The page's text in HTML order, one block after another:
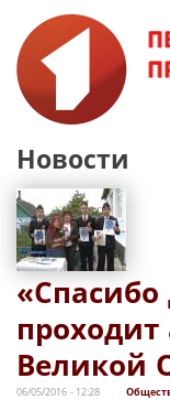
Новости
«Спасибо
проходит
Великой
06/05/2016 - 12:28